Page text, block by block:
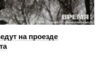
на проезде